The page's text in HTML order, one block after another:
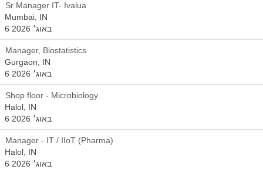
Sr Manager IT- Ivalua
Mumbai, IN
6 באוג׳ 2026
Manager, Biostatistics
Gurgaon, IN
6 באוג׳ 2026
Shop floor - Microbiology
Halol, IN
6 באוג׳ 2026
Manager - IT / IIoT (Pharma)
Halol, IN
6 באוג׳ 2026